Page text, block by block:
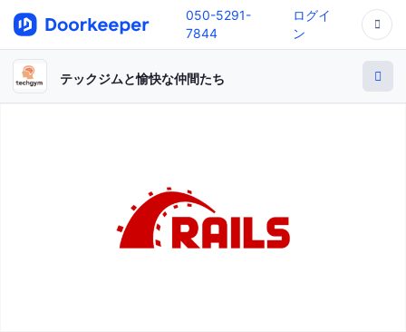
050-5291-
7844
ログイ
ン
テックジムと愉快な仲間たち